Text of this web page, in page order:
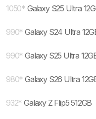
1050* Galaxy S25 Ultra
990* Galaxy S24 Ultra
990* Galaxy S25 Ultra
980* Galaxy S26 Ultra
932* Galaxy Z Flip5 512GB